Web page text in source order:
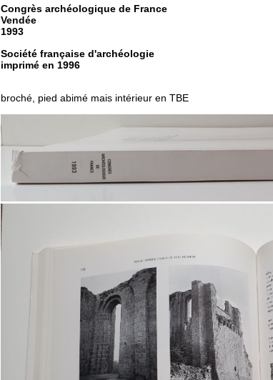
Congrès archéologique de France
Vendée
1993
Société française d'archéologie
imprimé en 1996
broché, pied abimé mais intérieur en TBE